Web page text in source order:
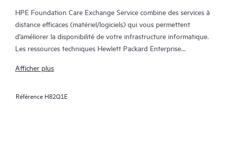
HPE Foundation Care Exchange Service combine des services à
distance efficaces (matériel/logiciels) qui vous permettent
d’améliorer la disponibilité de votre infrastructure informatique.
Les ressources techniques Hewlett Packard Enterprise
problèmes matériels et logiciels survenus sur vos produits HPE.
Le service d’échange matériel propose un échange de pièces
Afficher plus
Référence H82Q1E